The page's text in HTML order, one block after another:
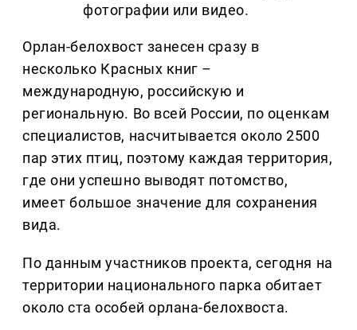
фотографии или видео.
Орлан-белохвост занесен сразу в
несколько Красных книг –
международную, российскую и
региональную. Во всей России, по оценкам
специалистов, насчитывается около 2500
пар этих птиц, поэтому каждая территория,
где они успешно выводят потомство,
имеет большое значение для сохранения
вида.
По данным участников проекта, сегодня на
территории национального парка обитает
около ста особей орлана-белохвоста.